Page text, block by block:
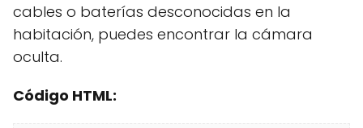
cables o baterías desconocidas en la
habitación, puedes encontrar la cámara
oculta.
Código HTML: